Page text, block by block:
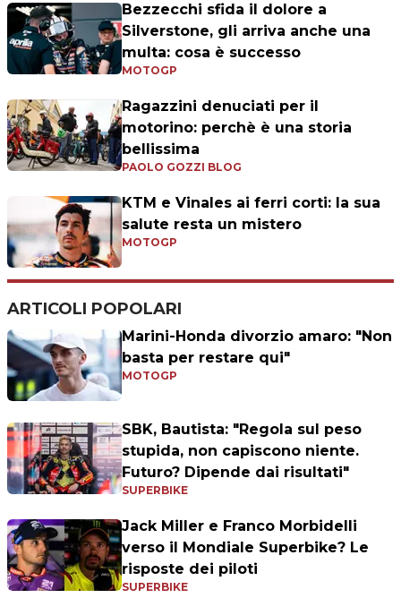
Bezzecchi sfida il dolore a
Silverstone, gli arriva anche una
multa: cosa è successo
MOTOGP
Ragazzini denuciati per il
motorino: perchè è una storia
bellissima
PAOLO GOZZI BLOG
KTM e Vinales ai ferri corti: la sua
salute resta un mistero
MOTOGP
ARTICOLI POPOLARI
Marini-Honda divorzio amaro: "Non
basta per restare qui"
MOTOGP
SBK, Bautista: "Regola sul peso
stupida, non capiscono niente.
Futuro? Dipende dai risultati"
SUPERBIKE
Jack Miller e Franco Morbidelli
verso il Mondiale Superbike? Le
risposte dei piloti
SUPERBIKE